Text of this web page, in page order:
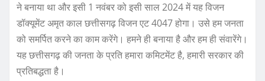
ने बनाया था और इसी 1 नवंबर को इसी साल 2024 में यह विजन
डॉक्यूमेंट अमृत काल छत्तीसगढ़ विजन एट 4047 होगा। उसे हम जनता
को समर्पित करने का काम करेंगे। हमने ही बनाया है और हम ही संवारेंगे।
यह छत्तीसगढ़ की जनता के प्रति हमारा कमिटमेंट है, हमारी सरकार की
प्रतिबद्धता है।